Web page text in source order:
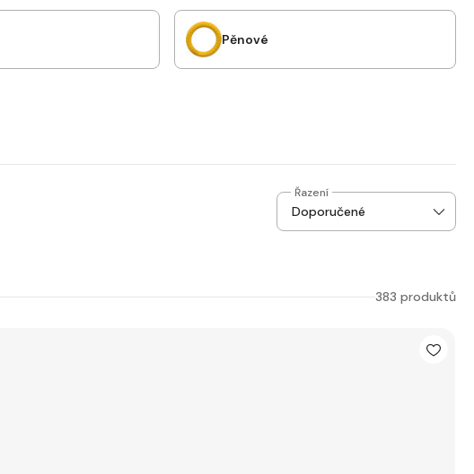
Pěnové
Řazení
383 produktů